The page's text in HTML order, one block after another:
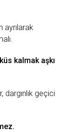
ayrılarak
kalmak aşkı
dargınlık geçici